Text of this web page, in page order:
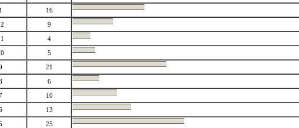
16
9
4
5
21
6
10
13
25